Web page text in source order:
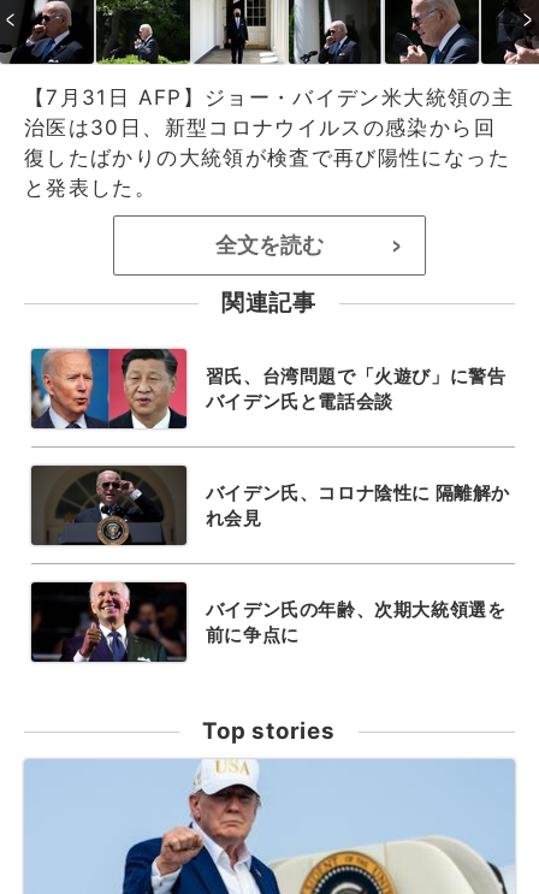
【7月31日 AFP】ジョー・バイデン米大統領の主
治医は30日、新型コロナウイルスの感染から回
復したばかりの大統領が検査で再び陽性になった
と発表した。
全文を読む >
関連記事
習氏、台湾問題で「火遊び」に警告
バイデン氏と電話会談
バイデン氏、コロナ陰性に 隔離解か
れ会見
バイデン氏の年齢、次期大統領選を
前に争点に
Top stories